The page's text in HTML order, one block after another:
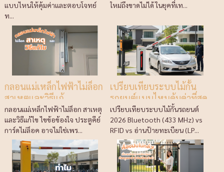
แบบไหนให้คุ้มค่าและตอบโจทย์
ท...
ใหม่ถึงขาดไม่ได้ ในยุคที่เท...
กลอนแม่เหล็กไฟฟ้าไม่ล็อก
สาเหตุและวิธีแก้
กลอนแม่เหล็กไฟฟ้าไม่ล็อก สาเหตุ
และวิธีแก้ไข ไขข้อข้องใจ ประตูคีย์
การ์ดไม่ล็อค อาจไม่ใช่เพร...
เปรียบเทียบระบบไม้กั้น
รถยนต์แบบไหนคุ้มค่าที่สุด
ในปี 2026
เปรียบเทียบระบบไม้กั้นรถยนต์
2026 Bluetooth (433 MHz) vs
RFID vs อ่านป้ายทะเบียน (LP...